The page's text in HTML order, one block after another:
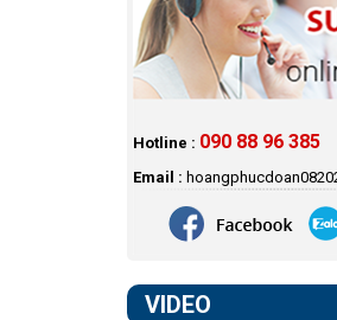
Hotline : 090 88 96 385
Email :
VIDEO